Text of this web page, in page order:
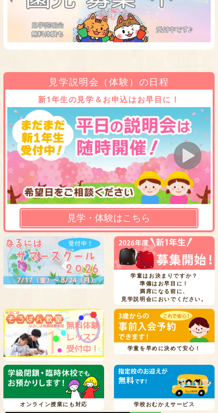
見学説明会（体験）の日程
新1年生の見学＆お申込はお早目に！
見学・体験はこちら
学童はお決まりですか？
準備はお早目に！
満席になる前に、
見学説明会においでください。
学童を早めに決めて安心！
オンライン授業にも対応 学校おむかえサービス